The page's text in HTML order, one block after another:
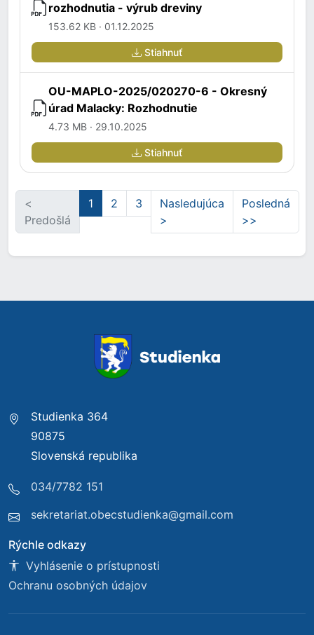
rozhodnutia - výrub dreviny
153.62 KB · 01.12.2025
Stiahnuť
OU-MAPLO-2025/020270-6 - Okresný
úrad Malacky: Rozhodnutie
4.73 MB · 29.10.2025
Stiahnuť
<
Predošlá
1 2 3
Nasledujúca
>
Posledná
>>
Studienka 364
90875
Slovenská republika
034/7782 151
sekretariat.obecstudienka@gmail.com
Rýchle odkazy
Vyhlásenie o prístupnosti
Ochranu osobných údajov